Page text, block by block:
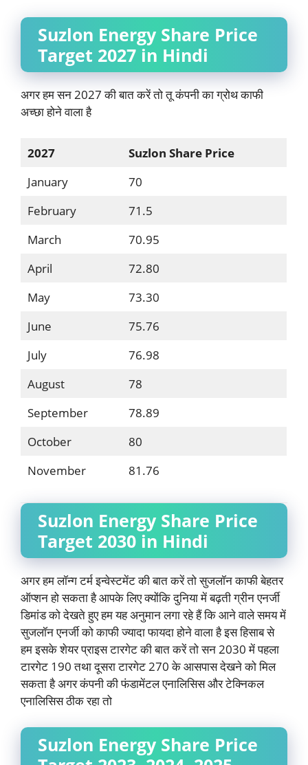
Suzlon Energy Share Price
Target 2027 in Hindi
अगर हम सन 2027 की बात करें तो तू कंपनी का ग्रोथ काफी
अच्छा होने वाला है
2027
Suzlon Share Price
January
70
February
71.5
March
70.95
April
72.80
May
73.30
June
75.76
July
76.98
August
78
September
78.89
October
80
November
81.76
Suzlon Energy Share Price
Target 2030 in Hindi
अगर हम लॉन्ग टर्म इन्वेस्टमेंट की बात करें तो सुजलॉन काफी बेहतर
ऑप्शन हो सकता है आपके लिए क्योंकि दुनिया में बढ़ती ग्रीन एनर्जी
डिमांड को देखते हुए हम यह अनुमान लगा रहे हैं कि आने वाले समय में
सुजलॉन एनर्जी को काफी ज्यादा फायदा होने वाला है इस हिसाब से
हम इसके शेयर प्राइस टारगेट की बात करें तो सन 2030 में पहला
टारगेट 190 तथा दूसरा टारगेट 270 के आसपास देखने को मिल
सकता है अगर कंपनी की फंडामेंटल एनालिसिस और टेक्निकल
एनालिसिस ठीक रहा तो
Suzlon Energy Share Price